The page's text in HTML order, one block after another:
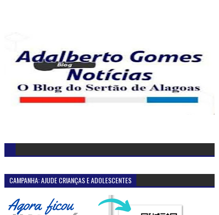
CAMPANHA: AJUDE CRIANÇAS E ADOLESCENTES